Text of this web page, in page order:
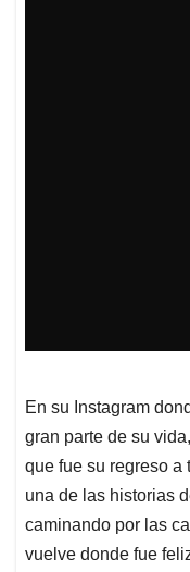
En su Instagram
gran parte de su
que fue su regreso a
una de las historias
caminando por las
vuelve donde fue